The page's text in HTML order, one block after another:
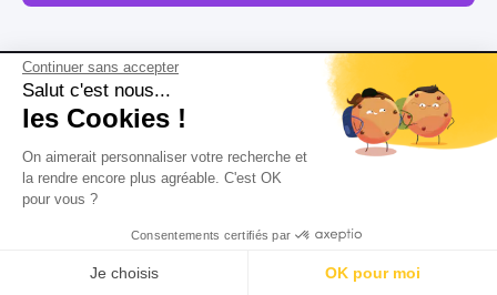
Continuer sans accepter
Salut c'est nous...
les Cookies !
On aimerait personnaliser votre recherche et
la rendre encore plus agréable. C'est OK
pour vous ?
Consentements certifiés par
Je choisis OK pour moi
Plan de site
Mentions légales
Conditions Générales d’Utilisation
Version actualisée en
2026
Rechercher